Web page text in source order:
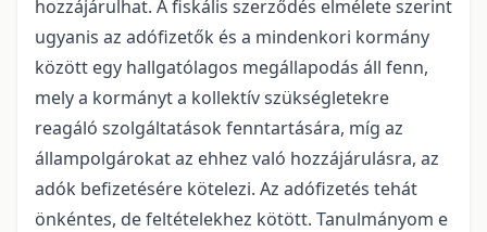
hozzájárulhat. A fiskális szerződés elmélete szerint
ugyanis az adófizetők és a mindenkori kormány
között egy hallgatólagos megállapodás áll fenn,
mely a kormányt a kollektív szükségletekre
reagáló szolgáltatások fenntartására, míg az
állampolgárokat az ehhez való hozzájárulásra, az
adók befizetésére kötelezi. Az adófizetés tehát
önkéntes, de feltételekhez kötött. Tanulmányom e